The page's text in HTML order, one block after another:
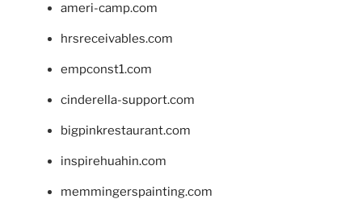
ameri-camp.com
hrsreceivables.com
empconst1.com
cinderella-support.com
bigpinkrestaurant.com
inspirehuahin.com
memmingerspainting.com